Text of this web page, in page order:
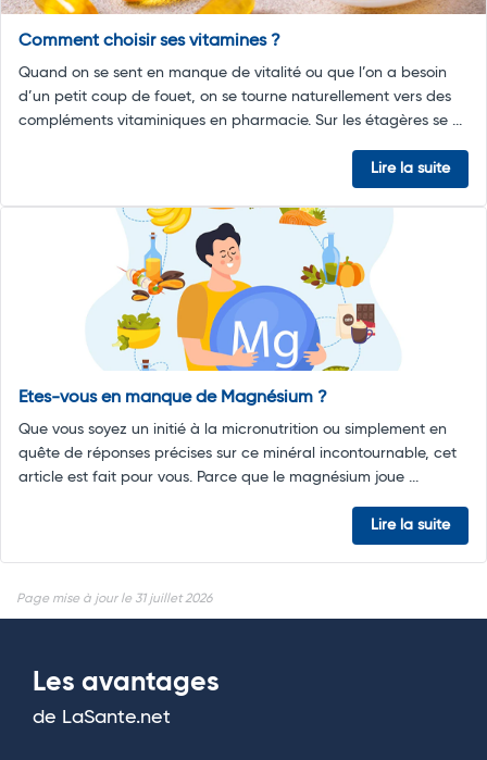
Comment choisir ses vitamines ?
Quand on se sent en manque de vitalité ou que l’on a besoin
d’un petit coup de fouet, on se tourne naturellement vers des
compléments vitaminiques en pharmacie. Sur les étagères se ...
Lire la suite
Etes-vous en manque de Magnésium ?
Que vous soyez un initié à la micronutrition ou simplement en
quête de réponses précises sur ce minéral incontournable, cet
article est fait pour vous. Parce que le magnésium joue ...
Lire la suite
Page mise à jour le 31 juillet 2026
Les avantages
de LaSante.net